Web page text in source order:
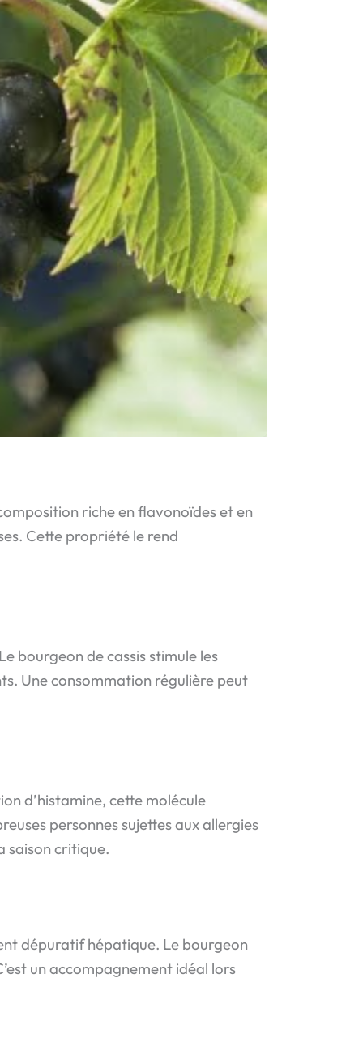
riche en flavonoïdes et en
Cette propriété le rend
bourgeon de cassis stimule les
Une consommation régulière peut
d’histamine, cette molécule
personnes sujettes aux allergies
saison critique.
dépuratif hépatique. Le bourgeon
un accompagnement idéal lors